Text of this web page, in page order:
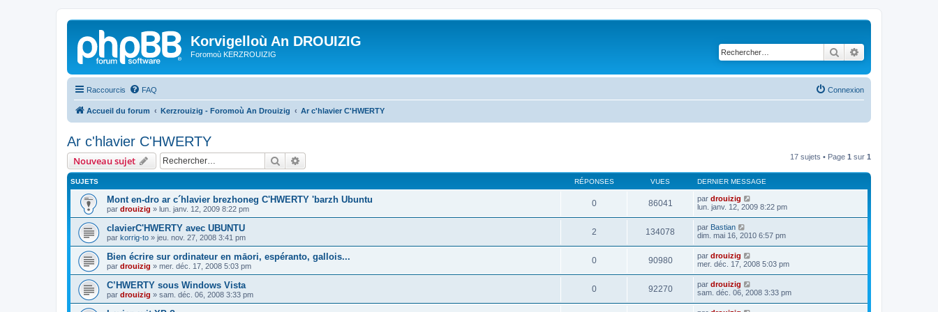
Korvigelloù An DROUIZIG
Foromoù KERZROUIZIG Rechercher
Raccourcis FAQ Connexion
Accueil du forum Kerzrouizig - Foromoù An Drouizig Ar c'hlavier C'HWERTY
Ar c'hlavier C'HWERTY
Nouveau sujet Rechercher 17 sujets • Page 1 sur 1
SUJETS RÉPONSES VUES DERNIER MESSAGE
Mont en-dro ar c´hlavier brezhoneg C'HWERTY 'barzh Ubuntu
par drouizig » lun. janv. 12, 2009 8:22 pm
0 86041 par drouizig
lun. janv. 12, 2009 8:22 pm
clavierC'HWERTY avec UBUNTU
par korrig-to » jeu. nov. 27, 2008 3:41 pm
2 134078 par Bastian
dim. mai 16, 2010 6:57 pm
Bien écrire sur ordinateur en māori, espéranto, gallois...
par drouizig » mer. déc. 17, 2008 5:03 pm
0 90980 par drouizig
mer. déc. 17, 2008 5:03 pm
C’HWERTY sous Windows Vista
par drouizig » sam. déc. 06, 2008 3:33 pm
0 92270 par drouizig
sam. déc. 06, 2008 3:33 pm